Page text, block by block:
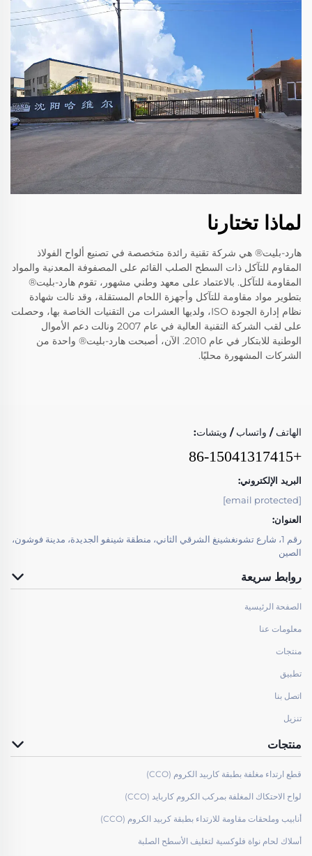
لماذا تختارنا
هارد-بليت® هي شركة تقنية رائدة متخصصة في تصنيع ألواح الفولاذ
المقاوم للتآكل ذات السطح الصلب القائم على المصفوفة المعدنية والمواد
المقاومة للتآكل. بالاعتماد على معهد وطني مشهور، تقوم هارد-بليت®
بتطوير مواد مقاومة للتآكل وأجهزة اللحام المستقلة، وقد نالت شهادة
نظام إدارة الجودة ISO، ولديها العشرات من التقنيات الخاصة بها، وحصلت
على لقب الشركة التقنية العالية في عام 2007 ونالت دعم الأموال
الوطنية للابتكار في عام 2010. الآن، أصبحت هارد-بليت® واحدة من
الشركات المشهورة محليًا.
الهاتف / واتساب / ويتشات:
+86-15041317415
البريد الإلكتروني:
[email protected]
العنوان:
رقم 1، شارع تشونغشينغ الشرقي الثاني، منطقة شينفو الجديدة، مدينة فوشون،
الصين
روابط سريعة
الصفحة الرئيسية
معلومات عنا
منتجات
تطبيق
اتصل بنا
تنزيل
منتجات
قطع ارتداء مغلفة بطبقة كاربيد الكروم (CCO)
لواح الاحتكاك المغلفة بمركب الكروم كاربايد (CCO)
أنابيب وملحقات مقاومة للارتداء بطبقة كربيد الكروم (CCO)
أسلاك لحام نواة فلوكسية لتغليف الأسطح الصلبة